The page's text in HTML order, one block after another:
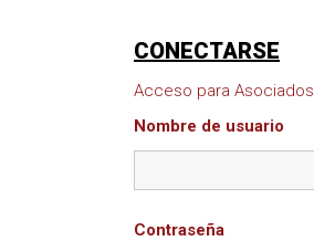
CONECTARSE
Acceso para Asociados.
Nombre de usuario
Contraseña